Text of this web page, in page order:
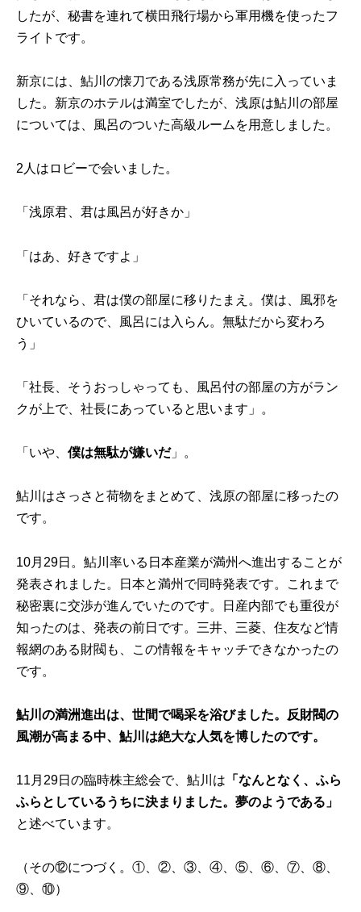
したが、秘書を連れて横田飛行場から軍用機を使ったフ
ライトです。
新京には、鮎川の懐刀である浅原常務が先に入っていま
した。新京のホテルは満室でしたが、浅原は鮎川の部屋
については、風呂のついた高級ルームを用意しました。
2人はロビーで会いました。
「浅原君、君は風呂が好きか」
「はあ、好きですよ」
「それなら、君は僕の部屋に移りたまえ。僕は、風邪を
ひいているので、風呂には入らん。無駄だから変わろ
う」
「社長、そうおっしゃっても、風呂付の部屋の方がラン
クが上で、社長にあっていると思います」。
「いや、僕は無駄が嫌いだ」。
鮎川はさっさと荷物をまとめて、浅原の部屋に移ったの
です。
10月29日。鮎川率いる日本産業が満州へ進出することが
発表されました。日本と満州で同時発表です。これまで
秘密裏に交渉が進んでいたのです。日産内部でも重役が
知ったのは、発表の前日です。三井、三菱、住友など情
報網のある財閥も、この情報をキャッチできなかったの
です。
鮎川の満洲進出は、世間で喝采を浴びました。反財閥の
風潮が高まる中、鮎川は絶大な人気を博したのです。
11月29日の臨時株主総会で、鮎川は 「なんとなく、ふら
ふらとしているうちに決まりました。夢のようである」
と述べています。
（その⑫につづく。① 、② 、③ 、④ 、⑤ 、⑥ 、⑦ 、⑧
⑨ 、⑩）